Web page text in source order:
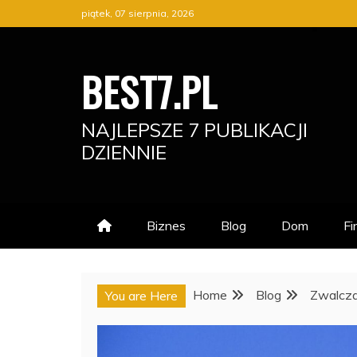
to
piątek, 07 sierpnia, 2026
BEST7.PL
NAJLEPSZE 7 PUBLIKACJI
DZIENNIE
Biznes Blog Dom
You are Here Home Blog